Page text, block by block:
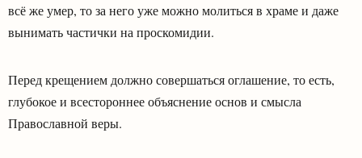
всё же умер, то за него уже можно молиться в храме и даже
вынимать частички на проскомидии.
Перед крещением должно совершаться оглашение, то есть,
глубокое и всестороннее объяснение основ и смысла
Православной веры.